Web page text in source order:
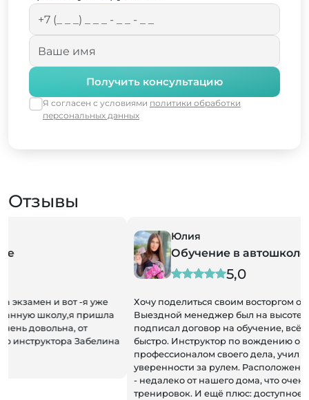
Получить консультацию
Я согласен с условиями политики обработки
персональных данных
Отзывы
Обучение в автошколе
Хочу поделиться своим восторгом от работы автошколы!
Выездной менеджер был на высоте: приехал к нам и
подписал договор на обучение, всё прошло гладко и
быстро. Инструктор по вождению оказался
профессионалом своего дела, учил терпению и
уверенности за рулем. Расположение автошколы удобное
- недалеко от нашего дома, что очень удобно для
тренировок. И ещё плюс: доступное онлайн обучение, что